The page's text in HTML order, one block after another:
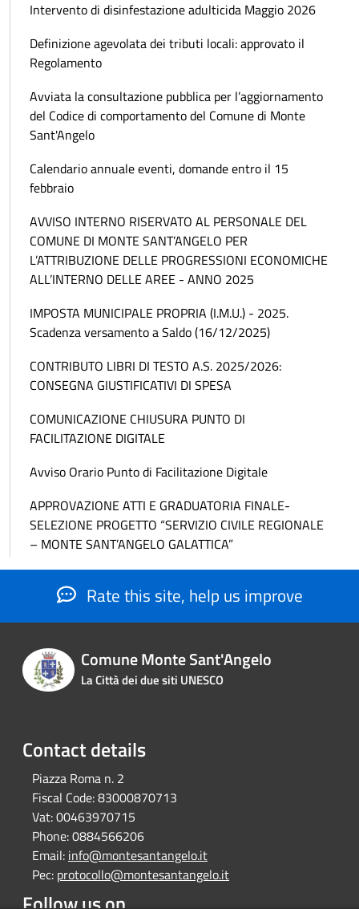
Intervento di disinfestazione adulticida Maggio 2026
Definizione agevolata dei tributi locali: approvato il
Regolamento
Avviata la consultazione pubblica per l’aggiornamento
del Codice di comportamento del Comune di Monte
Sant'Angelo
Calendario annuale eventi, domande entro il 15
febbraio
AVVISO INTERNO RISERVATO AL PERSONALE DEL
COMUNE DI MONTE SANT’ANGELO PER
L’ATTRIBUZIONE DELLE PROGRESSIONI ECONOMICHE
ALL’INTERNO DELLE AREE - ANNO 2025
IMPOSTA MUNICIPALE PROPRIA (I.M.U.) - 2025.
Scadenza versamento a Saldo (16/12/2025)
CONTRIBUTO LIBRI DI TESTO A.S. 2025/2026:
CONSEGNA GIUSTIFICATIVI DI SPESA
COMUNICAZIONE CHIUSURA PUNTO DI
FACILITAZIONE DIGITALE
Avviso Orario Punto di Facilitazione Digitale
APPROVAZIONE ATTI E GRADUATORIA FINALE-
SELEZIONE PROGETTO “SERVIZIO CIVILE REGIONALE
– MONTE SANT’ANGELO GALATTICA”
Rate this site, help us improve
Comune Monte Sant'Angelo
La Città dei due siti UNESCO
Contact details
Piazza Roma n. 2
Fiscal Code:83000870713
Vat:00463970715
Phone:0884566206
Email: info@montesantangelo.it
Pec: protocollo@montesantangelo.it
Follow us on